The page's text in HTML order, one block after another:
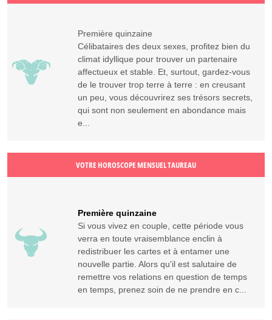
Première quinzaine
Célibataires des deux sexes, profitez bien du
climat idyllique pour trouver un partenaire
affectueux et stable. Et, surtout, gardez-vous
de le trouver trop terre à terre : en creusant
un peu, vous découvrirez ses trésors secrets,
qui sont non seulement en abondance mais
e...
VOTRE HOROSCOPE MENSUEL TAUREAU
Première quinzaine
Si vous vivez en couple, cette période vous
verra en toute vraisemblance enclin à
redistribuer les cartes et à entamer une
nouvelle partie. Alors qu'il est salutaire de
remettre vos relations en question de temps
en temps, prenez soin de ne prendre en c...